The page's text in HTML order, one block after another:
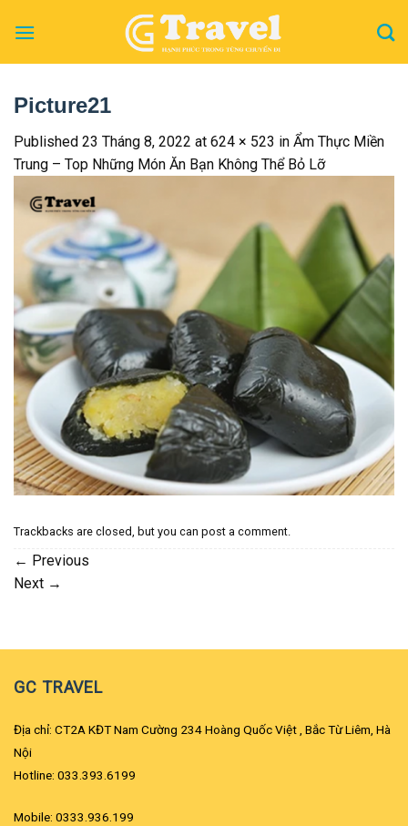
Picture21
Published 23 Tháng 8, 2022 at 624 × 523 in Ẩm Thực Miền
Trung – Top Những Món Ăn Bạn Không Thể Bỏ Lỡ
Trackbacks are closed, but you can post a comment
← Previous
Next →
GC TRAVEL
Địa chỉ: CT2A KĐT Nam Cường 234 Hoàng Quốc Việt , Bắc Từ Liêm, Hà
Nội
Hotline: 033.393.6199
Mobile: 0333.936.199